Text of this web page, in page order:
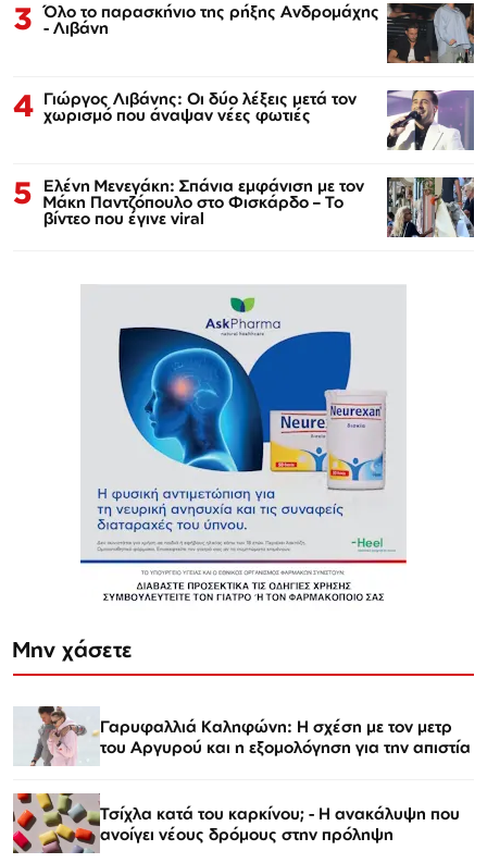
3 Όλο το παρασκήνιο της ρήξης Ανδρομάχης
- Λιβάνη
4 Γιώργος Λιβάνης: Οι δύο λέξεις μετά τον
χωρισμό που άναψαν νέες φωτιές
5 Ελένη Μενεγάκη: Σπάνια εμφάνιση με τον
Μάκη Παντζόπουλο στο Φισκάρδο – Το
βίντεο που έγινε viral
Μην χάσετε
Γαρυφαλλιά Καληφώνη: Η σχέση με τον μετρ
του Αργυρού και η εξομολόγηση για την απιστία
Τσίχλα κατά του καρκίνου; - Η ανακάλυψη που
ανοίγει νέους δρόμους στην πρόληψη